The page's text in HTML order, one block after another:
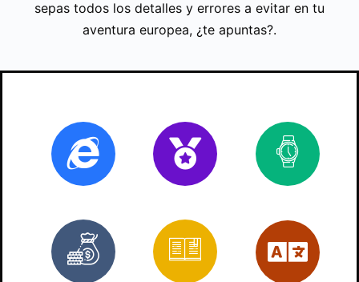
sepas todos los detalles y errores a evitar en tu
aventura europea, ¿te apuntas?.
Online
Bonificado
Certificado
trabajos